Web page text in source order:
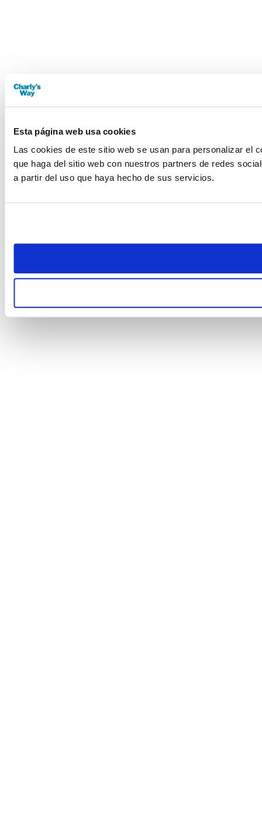
Esta página web usa cookies
Las cookies de este sitio web se usan para personalizar el
que haga del sitio web con nuestros partners de redes
a partir del uso que haya hecho de sus servicios.